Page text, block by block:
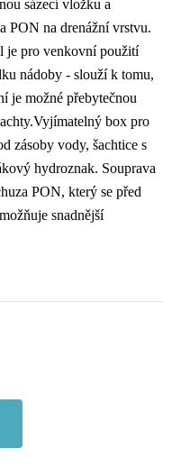
sázecí vložku a
PON na drenážní vrstvu.
je pro venkovní použití
nádoby - slouží k tomu,
je možné přebytečnou
box pro
zásoby vody, šachtice s
hydroznak. Souprava
PON, který se před
snadnější